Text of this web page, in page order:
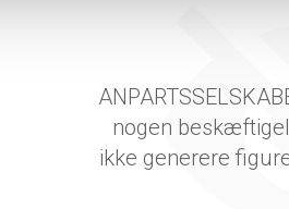
nogen
ikke generere